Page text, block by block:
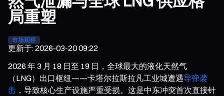
局重塑
市场观察
更新于:2026-03-20 09:22
2026 年 3 月 18 日至 19 日，全球最大的液化天然气
（LNG）出口枢纽——卡塔尔拉斯拉凡工业城遭遇导弹袭
击 ，导致核心生产设施严重受损。这是中东冲突首次直接针